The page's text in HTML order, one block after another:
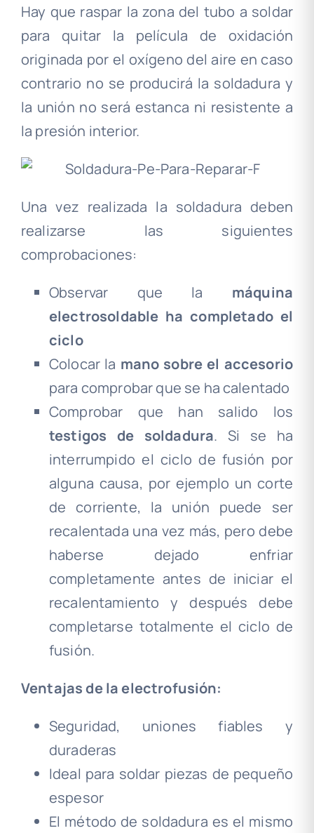
Hay que raspar la zona del tubo a soldar
para quitar la película de oxidación
originada por el oxígeno del aire en caso
contrario no se producirá la soldadura y
la unión no será estanca ni resistente a
la presión interior.
Una vez realizada la soldadura deben
realizarse las siguientes
comprobaciones:
Observar que la máquina
electrosoldable ha completado el
ciclo
Colocar la mano sobre el accesorio
para comprobar que se ha calentado
Comprobar que han salido los
testigos de soldadura. Si se ha
interrumpido el ciclo de fusión por
alguna causa, por ejemplo un corte
de corriente, la unión puede ser
recalentada una vez más, pero debe
haberse dejado enfriar
completamente antes de iniciar el
recalentamiento y después debe
completarse totalmente el ciclo de
fusión.
Ventajas de la electrofusión:
Seguridad, uniones fiables y
duraderas
Ideal para soldar piezas de pequeño
espesor
El método de soldadura es el mismo